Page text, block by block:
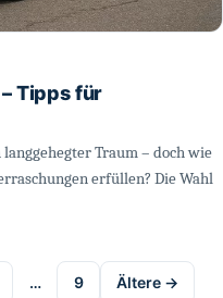
Tipps für
Traum – doch wie
erfüllen? Die Wahl
… 9 Ältere →